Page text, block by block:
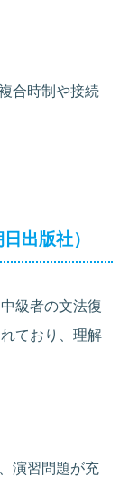
合時制や接続
出版社）
級者の文法復
ており、理解
演習問題が充